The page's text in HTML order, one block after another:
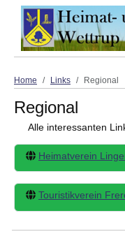
Home Links Regional
Regional
Alle interessanten
Heimatverein
Touristikverein